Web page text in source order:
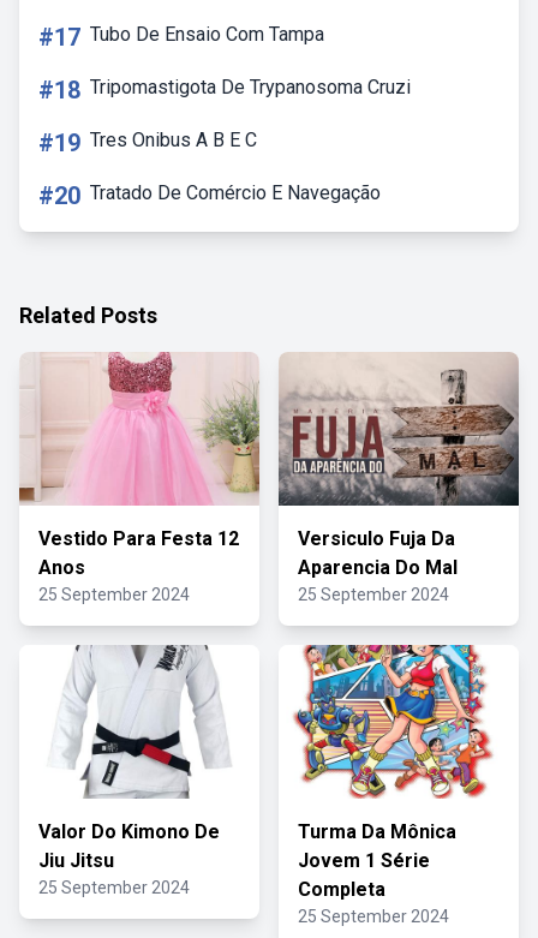
#17 Tubo De Ensaio Com Tampa
#18 Tripomastigota De Trypanosoma Cruzi
#19 Tres Onibus A B E C
#20 Tratado De Comércio E Navegação
Related Posts
Vestido Para Festa 12
Anos
25 September 2024
Versiculo Fuja Da
Aparencia Do Mal
25 September 2024
Valor Do Kimono De
Jiu Jitsu
25 September 2024
Turma Da Mônica
Jovem 1 Série
Completa
25 September 2024